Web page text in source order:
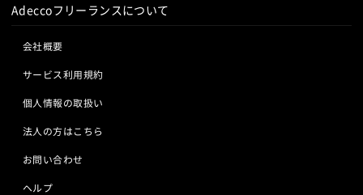
資本金 1,000万円
Adeccoフリーランスについて
会社概要
サービス利用規約
個人情報の取扱い
法人の方はこちら
お問い合わせ
ヘルプ